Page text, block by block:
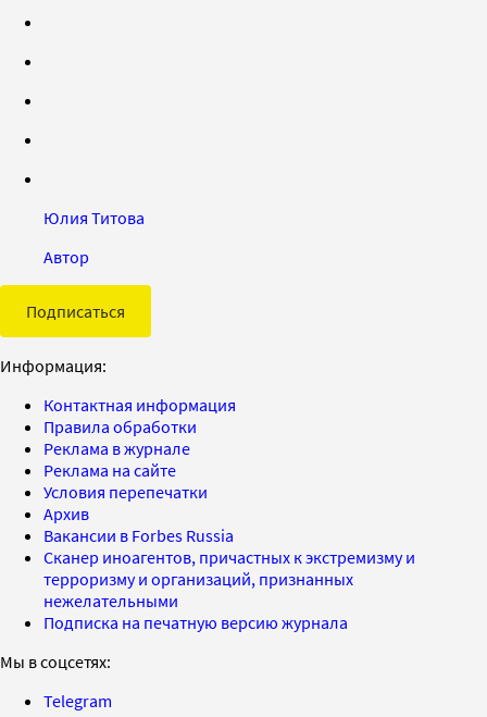
Юлия Титова
Автор
Подписаться
Информация:
Контактная информация
Правила обработки
Реклама в журнале
Реклама на сайте
Условия перепечатки
Архив
Вакансии в Forbes Russia
Сканер иноагентов, причастных к экстремизму и
терроризму и организаций, признанных
нежелательными
Подписка на печатную версию журнала
Мы в соцсетях:
Telegram